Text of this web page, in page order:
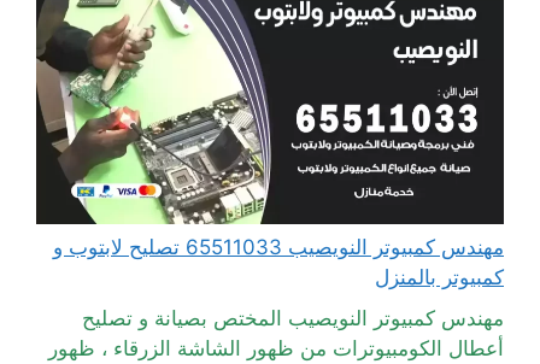
مهندس كمبيوتر النويصيب 65511033 تصليح لابتوب و
كمبيوتر بالمنزل
مهندس كمبيوتر النويصيب المختص بصيانة و تصليح
أعطال الكومبيوترات من ظهور الشاشة الزرقاء ، ظهور